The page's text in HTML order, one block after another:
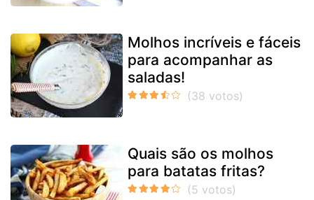
Molhos incríveis e fáceis
para acompanhar as
saladas!
Quais são os molhos
para batatas fritas?